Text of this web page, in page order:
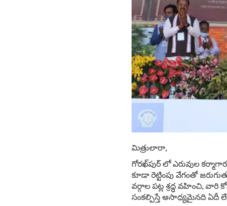
మిత్రులారా,
గోరఖ్‌పుర్‌ లో ఎరువుల
కూడా రెట్టింపు వేగంతో
వర్గాల పట్ల శ్రద్ధ వహించి,
సంకల్పిస్తే అసాధ్యమైనది ఏదీ